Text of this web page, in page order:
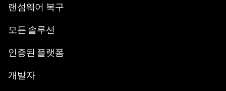
랜섬웨어 복구
모든 솔루션
인증된 플랫폼
개발자